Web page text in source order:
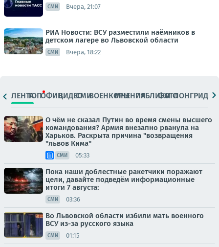
СМИ Вчера, 21:07
РИА Новости: ВСУ разместили наёмников в
детском лагере во Львовской области
СМИ Вчера, 18:22
ЛЕНТАТОПОФИЦ.ВИДЕОСМИВОЕНКОРЫМНЕНИЯПАБЛИКИ
ФОТОЛОНГРИДЫ
О чём не сказал Путин во время смены высшего
командования? Армия внезапно рванула на
Харьков. Раскрыта причина "возвращения
"львов Кима"
СМИ 05:33
Пока наши доблестные ракетчики поражают
цели, давайте подведём информационные
итоги 7 августа:
СМИ 03:36
Во Львовской области избили мать военного
ВСУ из-за русского языка
СМИ 01:15